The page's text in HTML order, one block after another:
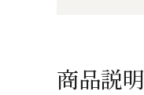
商品説明